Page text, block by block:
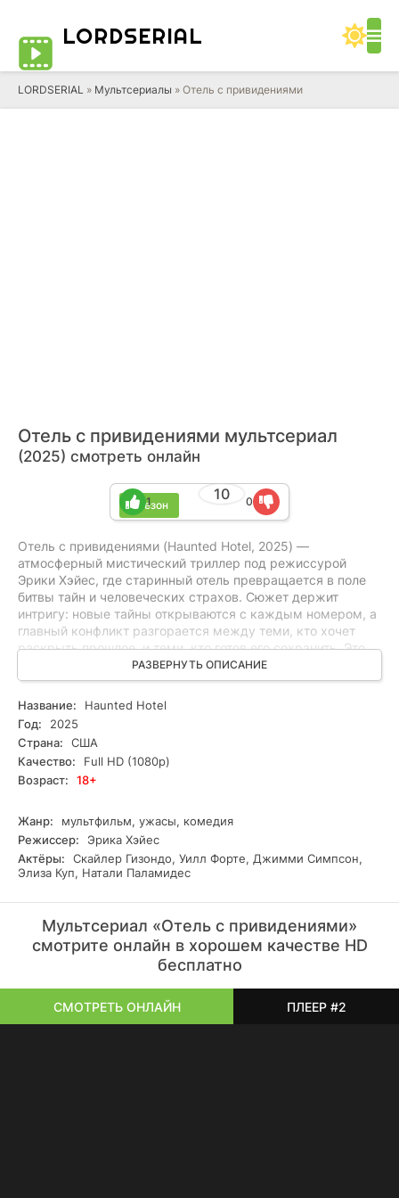
LORDSERIAL
LORDSERIAL » Мультсериалы » Отель с привидениями
Отель с привидениями мультсериал
(2025) смотреть онлайн
1 сезон
10
1 0
Отель с привидениями (Haunted Hotel, 2025) —
атмосферный мистический триллер под режиссурой
Эрики Хэйес, где старинный отель превращается в поле
битвы тайн и человеческих страхов. Сюжет держит
интригу: новые тайны открываются с каждым номером, а
главный конфликт разгорается между теми, кто хочет
раскрыть прошлое, и теми, кто готов его сохранить. Это
драматическая, напряжённая история с детективной
логикой и психологическим накалом, без явных ответов и
явных спойлеров. Идеально подойдёт любителям драмы,
бесплатно в HD и в хорошем качестве — погружение
гарантировано.
РАЗВЕРНУТЬ ОПИСАНИЕ
Название:
Haunted Hotel
Год:
2025
Страна:
США
Качество:
Full HD (1080p)
Возраст:
18+
Жанр:
мультфильм, ужасы, комедия
Режиссер:
Эрика Хэйес
Актёры:
Скайлер Гизондо, Уилл Форте, Джимми Симпсон,
Элиза Куп, Натали Паламидес
Мультсериал «Отель с привидениями»
смотрите онлайн в хорошем качестве HD
бесплатно
СМОТРЕТЬ ОНЛАЙН ПЛЕЕР #2